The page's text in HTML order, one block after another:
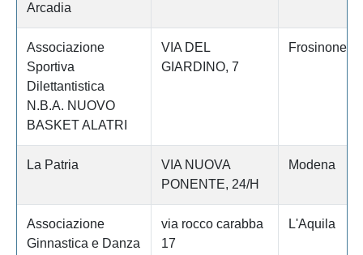
Arcadia
Associazione
Sportiva
Dilettantistica
N.B.A. NUOVO
BASKET ALATRI
VIA DEL
GIARDINO, 7
Frosinone
La Patria
VIA NUOVA
PONENTE, 24/H
Modena
Associazione
Ginnastica e Danza
via rocco carabba
17
L'Aquila